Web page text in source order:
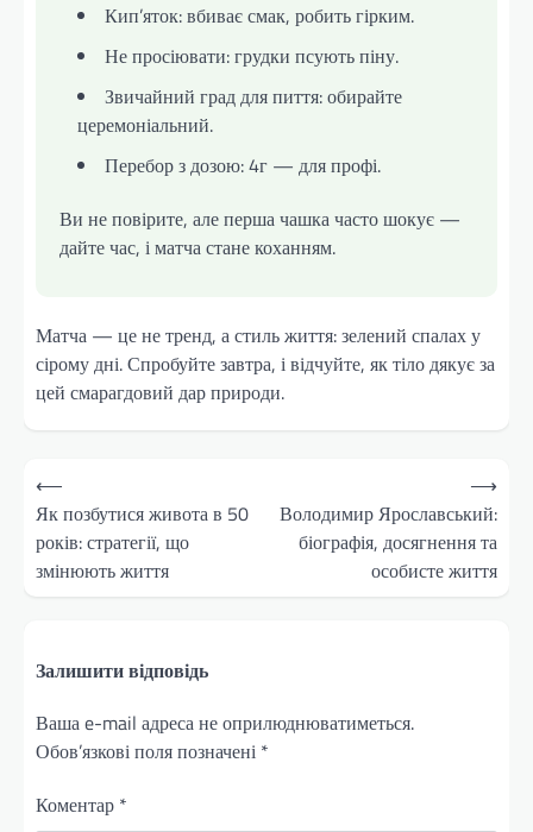
Кип’яток: вбиває смак, робить гірким.
Не просіювати: грудки псують піну.
Звичайний град для пиття: обирайте
церемоніальний.
Перебор з дозою: 4г — для профі.
Ви не повірите, але перша чашка часто шокує —
дайте час, і матча стане коханням.
Матча — це не тренд, а стиль життя: зелений спалах у
сірому дні. Спробуйте завтра, і відчуйте, як тіло дякує за
цей смарагдовий дар природи.
Навігація
записів
⟵
Як позбутися живота в 50
років: стратегії, що
змінюють життя
Володимир Ярославський:
біографія, досягнення та
особисте життя
⟶
Залишити відповідь
Ваша e-mail адреса не оприлюднюватиметься.
Обов’язкові поля позначені *
Коментар *